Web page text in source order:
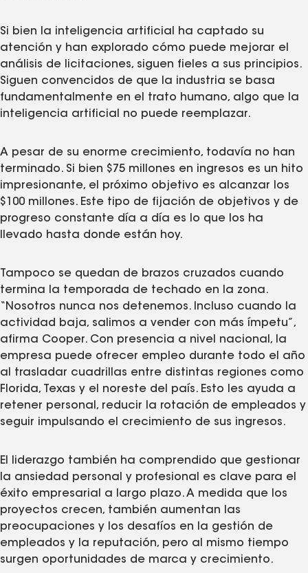
Si bien la inteligencia artificial ha captado su
atención y han explorado cómo puede mejorar el
análisis de licitaciones, siguen fieles a sus principios.
Siguen convencidos de que la industria se basa
fundamentalmente en el trato humano, algo que la
inteligencia artificial no puede reemplazar.
A pesar de su enorme crecimiento, todavía no han
terminado. Si bien $75 millones en ingresos es un hito
impresionante, el próximo objetivo es alcanzar los
$100 millones. Este tipo de fijación de objetivos y de
progreso constante día a día es lo que los ha
llevado hasta donde están hoy.
Tampoco se quedan de brazos cruzados cuando
termina la temporada de techado en la zona.
“Nosotros nunca nos detenemos. Incluso cuando la
actividad baja, salimos a vender con más ímpetu”,
afirma Cooper. Con presencia a nivel nacional, la
empresa puede ofrecer empleo durante todo el año
al trasladar cuadrillas entre distintas regiones como
Florida, Texas y el noreste del país. Esto les ayuda a
retener personal, reducir la rotación de empleados y
seguir impulsando el crecimiento de sus ingresos.
El liderazgo también ha comprendido que gestionar
la ansiedad personal y profesional es clave para el
éxito empresarial a largo plazo. A medida que los
proyectos crecen, también aumentan las
preocupaciones y los desafíos en la gestión de
empleados y la reputación, pero al mismo tiempo
surgen oportunidades de marca y crecimiento.